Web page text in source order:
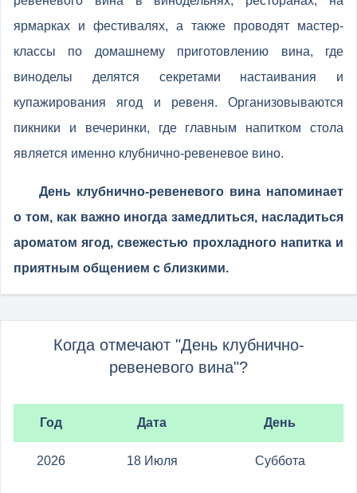
ярмарках и фестивалях, а также проводят мастер-
классы по домашнему приготовлению вина, где
виноделы делятся секретами настаивания и
купажирования ягод и ревеня. Организовываются
пикники и вечеринки, где главным напитком стола
является именно клубнично-ревеневое вино.
День клубнично-ревеневого вина напоминает
о том, как важно иногда замедлиться, насладиться
ароматом ягод, свежестью прохладного напитка и
приятным общением с близкими.
Когда отмечают "День клубнично-
ревеневого вина"?
Год Дата День
2026 18 Июля Суббота